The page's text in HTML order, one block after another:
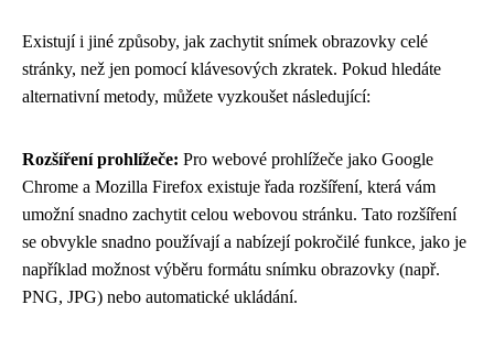
Existují i ​​jiné způsoby, jak zachytit snímek obrazovky celé
stránky, než jen pomocí klávesových zkratek. Pokud hledáte
alternativní metody, můžete vyzkoušet následující:
Rozšíření prohlížeče: Pro webové prohlížeče jako Google
Chrome a Mozilla Firefox existuje řada rozšíření, která vám
umožní snadno zachytit celou webovou stránku. Tato rozšíření
se obvykle snadno používají a nabízejí pokročilé funkce, jako je
například možnost výběru formátu snímku obrazovky (např.
PNG, JPG) nebo automatické ukládání.